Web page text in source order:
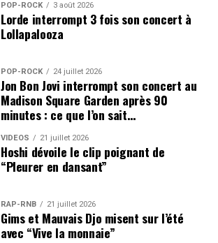
POP-ROCK 3 août 2026
Lorde interrompt 3 fois son concert à
Lollapalooza
POP-ROCK 24 juillet 2026
Jon Bon Jovi interrompt son concert au
Madison Square Garden après 90
minutes : ce que l’on sait…
VIDEOS 21 juillet 2026
Hoshi dévoile le clip poignant de
“Pleurer en dansant”
RAP-RNB 21 juillet 2026
Gims et Mauvais Djo misent sur l’été
avec “Vive la monnaie”